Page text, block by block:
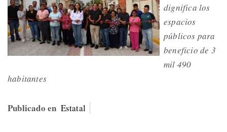
dignifica los
espacios
públicos para
beneficio de 3
mil 490
habitantes
Publicado en Estatal